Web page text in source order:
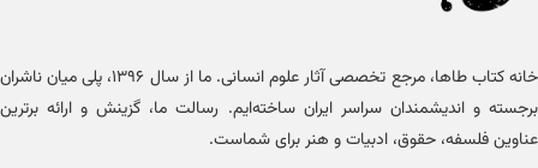
خانه کتاب طاها، مرجع تخصصی آثار علوم انسانی. ما از سال ۱۳۹۶، پلی میان ناشران
برجسته و اندیشمندان سراسر ایران ساخته‌ایم. رسالت ما، گزینش و ارائه برترین
عناوین فلسفه، حقوق، ادبیات و هنر برای شماست.